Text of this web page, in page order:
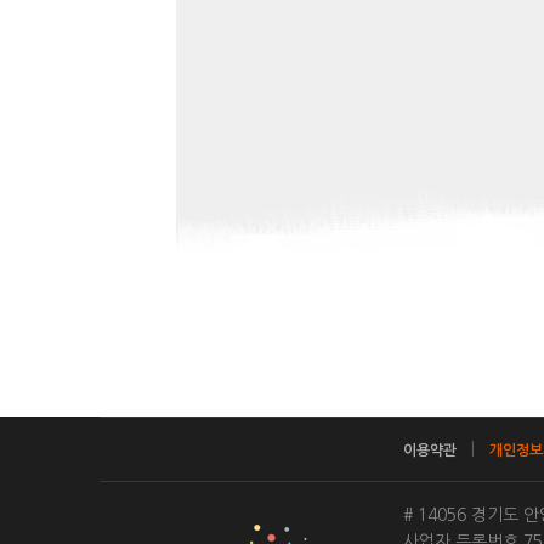
이용약관 개인정
# 14056 경기도 안